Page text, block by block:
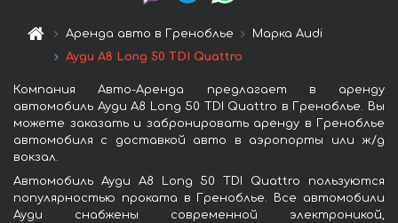
Аренда авто в Греноблье
Марка Audi
Ауди A8 Long 50 TDI Quattro
Компания Авто-Аренда предлагает в аренду
автомобиль Ауди A8 Long 50 TDI Quattro в Греноблье. Вы
можете заказать и забронировать аренду в Греноблье
автомобиля с доставкой авто в аэропорты или ж/д
вокзал.
Автомобиль Ауди A8 Long 50 TDI Quattro пользуются
популярностью проката в Греноблье. Все автомобили
Ауди снабжены современной электроникой,